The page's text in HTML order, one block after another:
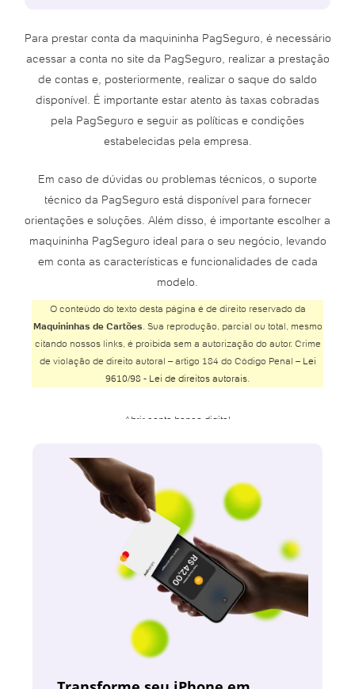
Para prestar conta da maquininha PagSeguro, é necessário
acessar a conta no site da PagSeguro, realizar a prestação
de contas e, posteriormente, realizar o saque do saldo
disponível. É importante estar atento às taxas cobradas
pela PagSeguro e seguir as políticas e condições
estabelecidas pela empresa.
Em caso de dúvidas ou problemas técnicos, o suporte
técnico da PagSeguro está disponível para fornecer
orientações e soluções. Além disso, é importante escolher a
maquininha PagSeguro ideal para o seu negócio, levando
em conta as características e funcionalidades de cada
modelo.
O conteúdo do texto desta página é de direito reservado da
Maquininhas de Cartões. Sua reprodução, parcial ou total, mesmo
citando nossos links, é proibida sem a autorização do autor. Crime
de violação de direito autoral – artigo 184 do Código Penal – Lei
9610/98 - Lei de direitos autorais.
Abrir conta banco digital
Abrir conta Banco Inter
Abrir conta Banco Safra
Abrir conta BMG
Abrir conta Bradesco
Abrir conta Bradesco online
Abrir conta Bradesco poupança
Abrir conta Caixa
Abrir conta Caixa online
Abrir conta conjunta online
Abrir conta corrente Banco do Brasil